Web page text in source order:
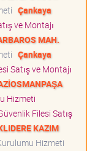
Çankaya
ve Montajı
MAH.
Çankaya
Satış ve Montajı
Hizmeti
Filesi Satış
KAZIM
Hizmeti